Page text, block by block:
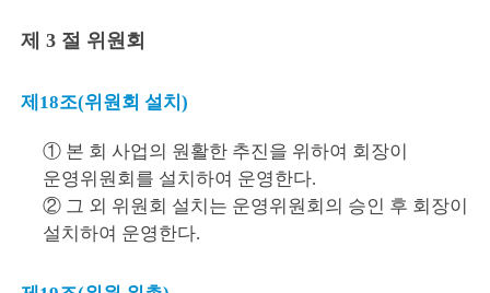
제 3 절 위원회
제18조(위원회 설치)
① 본 회 사업의 원활한 추진을 위하여 회장이
운영위원회를 설치하여 운영한다.
② 그 외 위원회 설치는 운영위원회의 승인 후 회장이
설치하여 운영한다.